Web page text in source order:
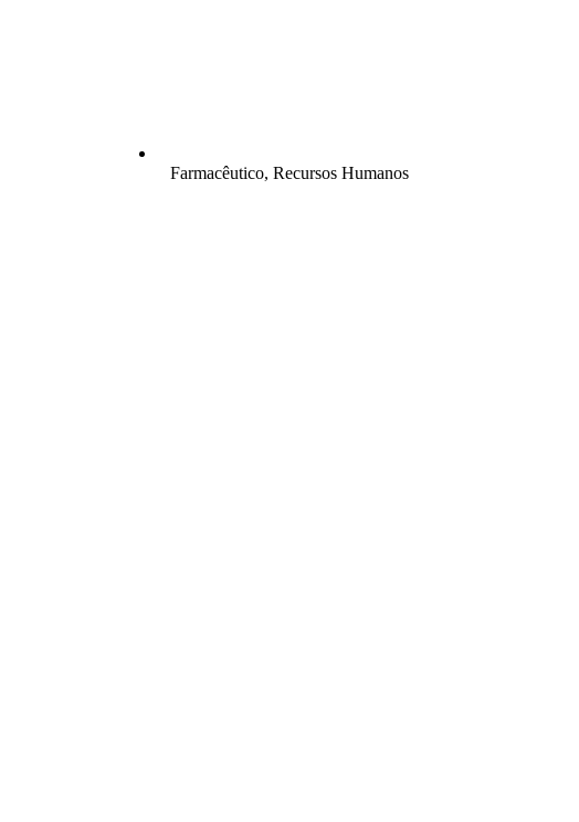
Farmacêutico, Recursos Humanos